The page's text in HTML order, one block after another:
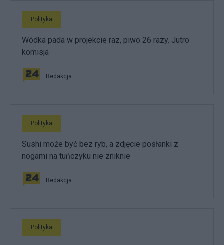
Polityka
Wódka pada w projekcie raz, piwo 26 razy. Jutro
komisja
Redakcja
Polityka
Sushi może być bez ryb, a zdjęcie posłanki z
nogami na tuńczyku nie zniknie
Redakcja
Polityka